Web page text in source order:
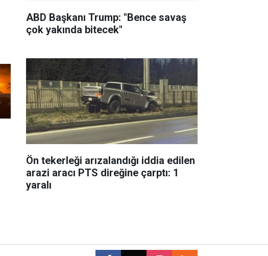
ABD Başkanı Trump: "Bence savaş
çok yakında bitecek"
Ön tekerleği arızalandığı iddia edilen
arazi aracı PTS direğine çarptı: 1
yaralı